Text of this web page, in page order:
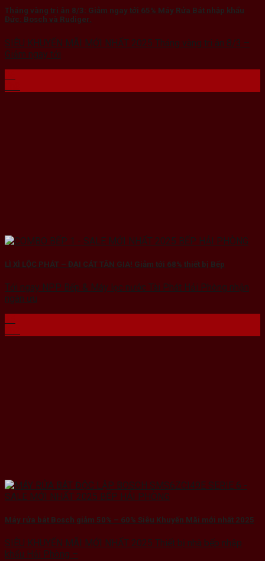
Tháng vàng tri ân 8/3: Giảm ngay tới 65% Máy Rửa Bát nhập khẩu
Đức: Bosch và Rudiger.
SIÊU KHUYẾN MÃI MỚI NHẤT 2025 Tháng vàng tri ân 8/3 –
Giảm ngay tới
LÌ XÌ LỘC PHÁT – ĐẠI CÁT TÂN GIA! Giảm tới 68% thiết bị Bếp
Tới ngay NPP Bếp & Máy lọc nước Tài Phát Hải Phòng nhận
ngàn ưu
Máy rửa bát Bosch giảm 50% – 60% Siêu Khuyến Mãi mới nhất 2025
SIÊU KHUYẾN MÃI MỚI NHẤT 2025 Thiết bị nhà bếp nhập
khẩu Hải Phòng –